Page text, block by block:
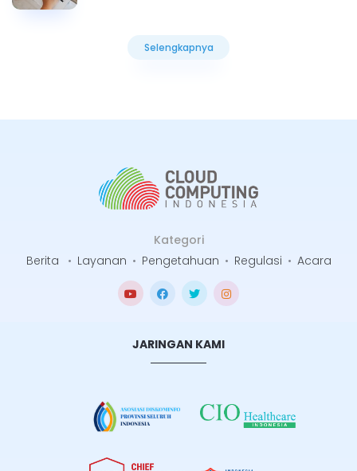
Selengkapnya
Kategori
Berita
• Layanan • Pengetahuan • Regulasi • Acara
JARINGAN KAMI